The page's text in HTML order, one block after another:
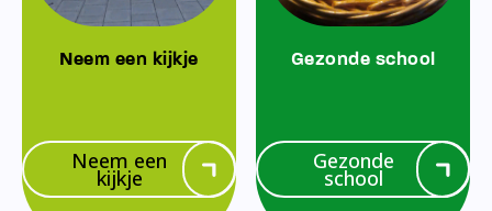
Neem een kijkje
Neem een
kijkje
Gezonde school
Gezonde
school